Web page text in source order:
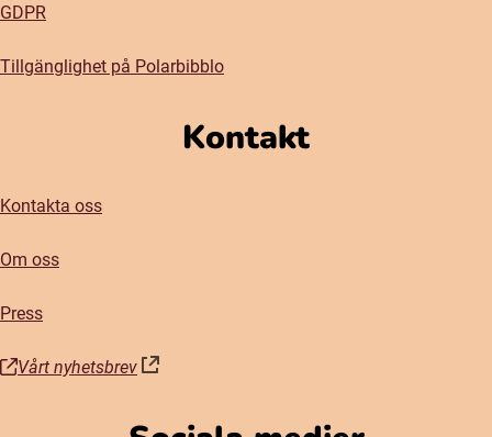
GDPR
Tillgänglighet på Polarbibblo
Kontakt
Kontakta oss
Om oss
Press
Vårt nyhetsbrev
(öppnas i nytt fönster)